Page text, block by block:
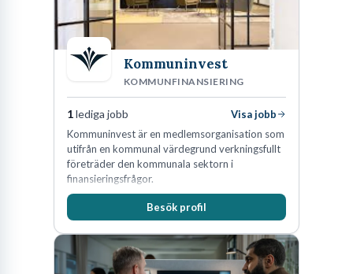
Kommuninvest
KOMMUNFINANSIERING
1lediga jobb
Visa jobb
Kommuninvest är en medlemsorganisation som
utifrån en kommunal värdegrund verkningsfullt
företräder den kommunala sektorn i
finansieringsfrågor.
Besök profil